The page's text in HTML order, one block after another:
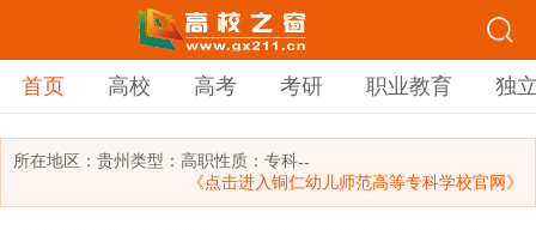
首页 高校 高考 考研 职业教育 独
所在地区： 贵州类型： 高职性质：专科--
《点击进入铜仁幼儿师范高等专科学校官网》